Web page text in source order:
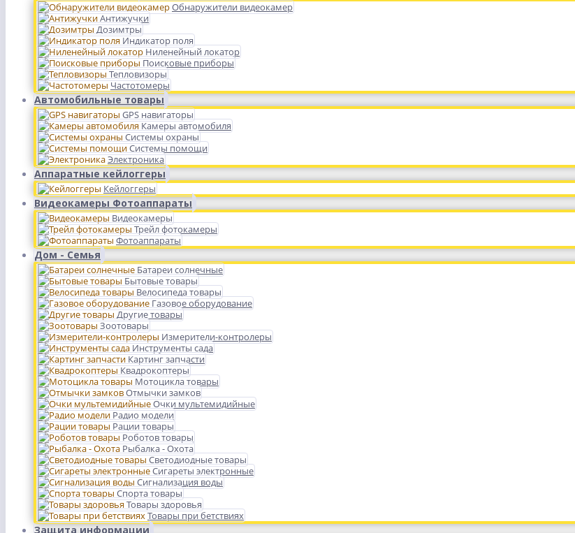
Обнаружители видеокамер
Антижучки
Дозимтры
Индикатор поля
Ниленейный локатор
Поисковые приборы
Тепловизоры
Частотомеры
Автомобильные товары
GPS навигаторы
Камеры автомобиля
Системы охраны
Системы помощи
Электроника
Аппаратные кейлоггеры
Кейлоггеры
Видеокамеры Фотоаппараты
Видеокамеры
Трейл фотокамеры
Фотоаппараты
Дом - Семья
Батареи солнечные
Бытовые товары
Велосипеда товары
Газовое оборудование
Другие товары
Зоотовары
Измерители-контролеры
Инструменты сада
Картинг запчасти
Квадрокоптеры
Мотоцикла товары
Отмычки замков
Очки мультемидийные
Радио модели
Рации товары
Роботов товары
Рыбалка - Охота
Светодиодные товары
Сигареты электронные
Сигнализация воды
Спорта товары
Товары здоровья
Товары при бетствиях
Защита информации